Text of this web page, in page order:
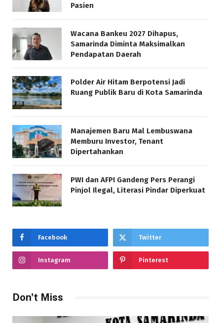
Pasien
Wacana Bankeu 2027 Dihapus,
Samarinda Diminta Maksimalkan
Pendapatan Daerah
Polder Air Hitam Berpotensi Jadi
Ruang Publik Baru di Kota Samarinda
Manajemen Baru Mal Lembuswana
Memburu Investor, Tenant
Dipertahankan
PWI dan AFPI Gandeng Pers Perangi
Pinjol Ilegal, Literasi Pindar Diperkuat
Facebook Twitter
Instagram Pinterest
Don't Miss